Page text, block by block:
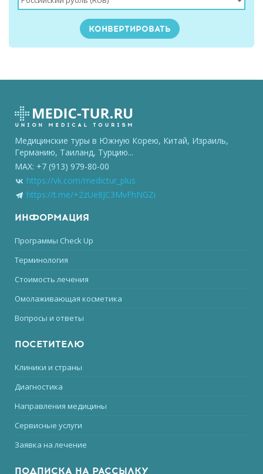
Медицинские туры в Южную Корею, Китай, Израиль,
Германию, Таиланд, Турцию...
MAX: +7 (913) 979-80-00
https://vk.com/medictur_plus
https://t.me/+2zUe8JC3MvFhNGZi
ИНФОРМАЦИЯ
Программы Check Up
Терминология
Стоимость лечения
Омолаживающая косметика
Вопросы и ответы
ПОСЕТИТЕЛЮ
Клиники и страны
Диагностика
Направления медицины
Сервисные услуги
Заявка на лечение
ПОДПИСКА НА РАССЫЛКУ